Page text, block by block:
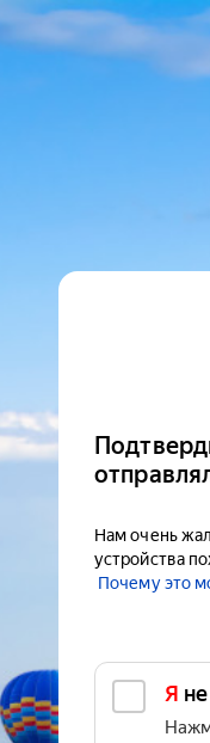
Нам очень
устройства
Почему это
Я